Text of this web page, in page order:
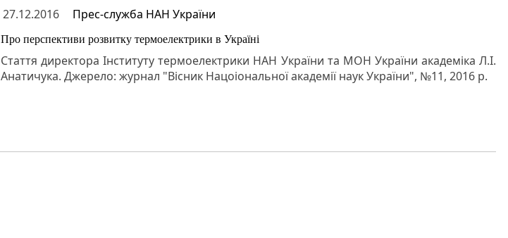
27.12.2016
Прес-служба НАН України
Про перспективи розвитку термоелектрики в Україні
Стаття директора Інституту термоелектрики НАН України та МОН України академіка Л.І.
Анатичука. Джерело: журнал "Вісник Нацоіональної академії наук України", №11, 2016 р.